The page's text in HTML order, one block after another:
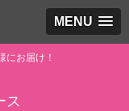
MENU
にお届け！
ス